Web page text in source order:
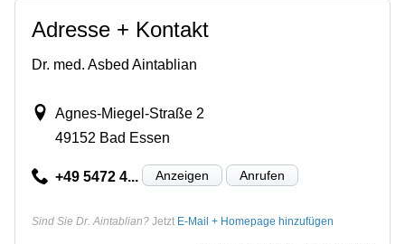
Adresse + Kontakt
Dr. med. Asbed Aintablian
Agnes-Miegel-Straße 2
49152 Bad Essen
+49 5472 4... Anzeigen Anrufen
Sind Sie Dr. Aintablian? Jetzt E-Mail + Homepage hinzufügen